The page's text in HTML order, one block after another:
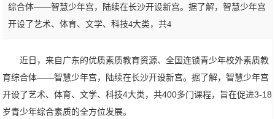
综合体——智慧少年宫，陆续在长沙开设新宫。据了解，智慧少年宫
开设了艺术、体育、文学、科技4大类，共4
近日，来自广东的优质素质教育资源、全国连锁青少年校外素质教
育综合体——智慧少年宫，陆续在长沙开设新宫。据了解，智慧少年宫
开设了艺术、体育、文学、科技4大类，共400多⻔课程，旨在促进3-18
岁⻘少年综合素质的全方位发展。